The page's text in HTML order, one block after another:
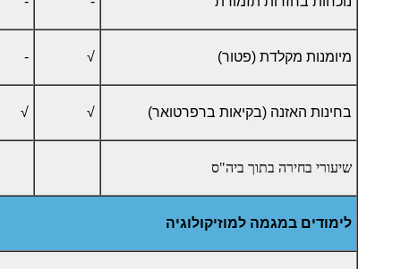
מיומנות מקלדת (פטור) √
-
בחינות האזנה (בקיאות ברפרטואר) √
√
שיעורי בחירה בתוך ביה"ס
לימודים במגמה למוזיקולוגיה